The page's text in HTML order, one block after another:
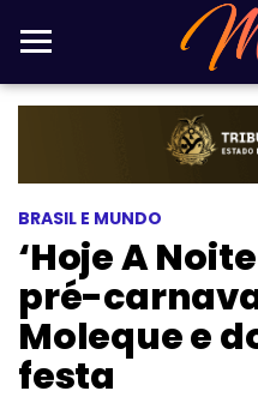
BRASIL E MUNDO
‘Hoje A
pré-
Moleque e
festa